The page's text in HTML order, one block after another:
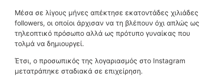
Μέσα σε λίγους μήνες απέκτησε εκατοντάδες χιλιάδες
followers, οι οποίοι άρχισαν να τη βλέπουν όχι απλώς ως
τηλεοπτικό πρόσωπο αλλά ως πρότυπο γυναίκας που
τολμά να δημιουργεί.
Έτσι, ο προσωπικός της λογαριασμός στο Instagram
μετατράπηκε σταδιακά σε επιχείρηση.